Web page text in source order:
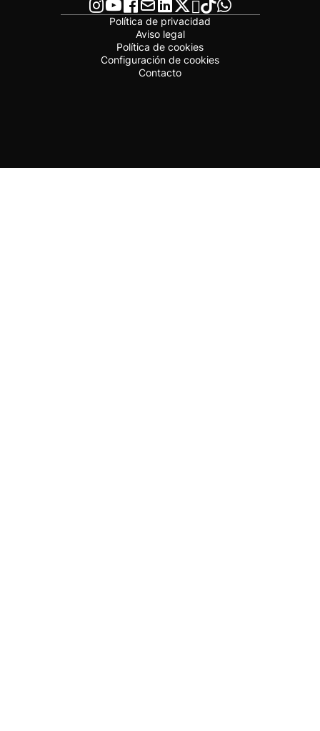
Política de privacidad
Aviso legal
Política de cookies
Configuración de cookies
Contacto